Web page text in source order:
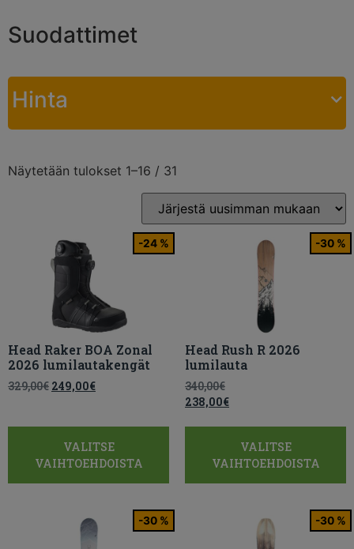
Suodattimet
Hinta
Näytetään tulokset 1–16 / 31
-24 %
Head Raker BOA Zonal
2026 lumilautakengät
329,00€ 249,00€
VALITSE
VAIHTOEHDOISTA
-30 %
Head Rush R 2026
lumilauta
340,00€
238,00€
VALITSE
VAIHTOEHDOISTA
-30 % -30 %